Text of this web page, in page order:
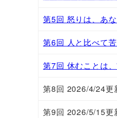
第5回 怒りは、あ
第6回 人と比べて
第7回 休むことは
第8回 2026/4/24更
第9回 2026/5/15更